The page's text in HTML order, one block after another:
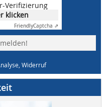
Verifizierung
klicken
FriendlyCaptcha ⇗
Widerruf